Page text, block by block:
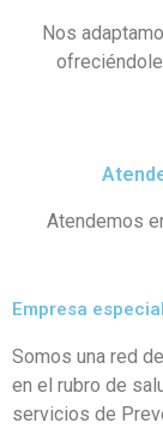
Nos
Atendemos
Empresa
Somos una red
en el rubro de
servicios de